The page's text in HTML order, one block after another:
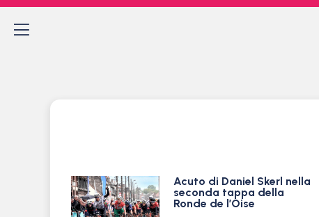
Acuto di Daniel Skerl nella
seconda tappa della
Ronde de l’Oise